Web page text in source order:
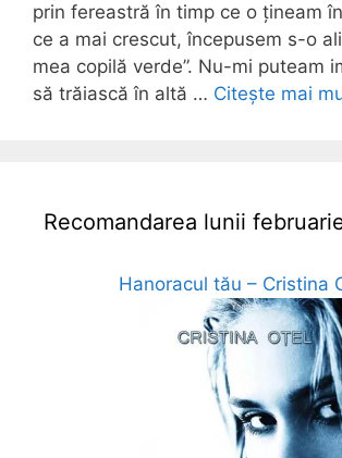
prin fereastră în timp ce o țineam
ce a mai crescut, începusem s-o
mea copilă verde”. Nu-mi puteam
să trăiască în altă … Citește mai
Recomandarea lunii
Hanoracul tău – Cristina